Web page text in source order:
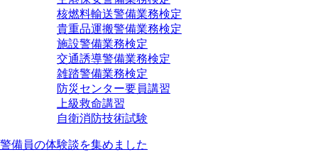
核燃料輸送警備業務検定
貴重品運搬警備業務検定
施設警備業務検定
交通誘導警備業務検定
雑踏警備業務検定
防災センター要員講習
上級救命講習
自衛消防技術試験
警備員の体験談を集めました